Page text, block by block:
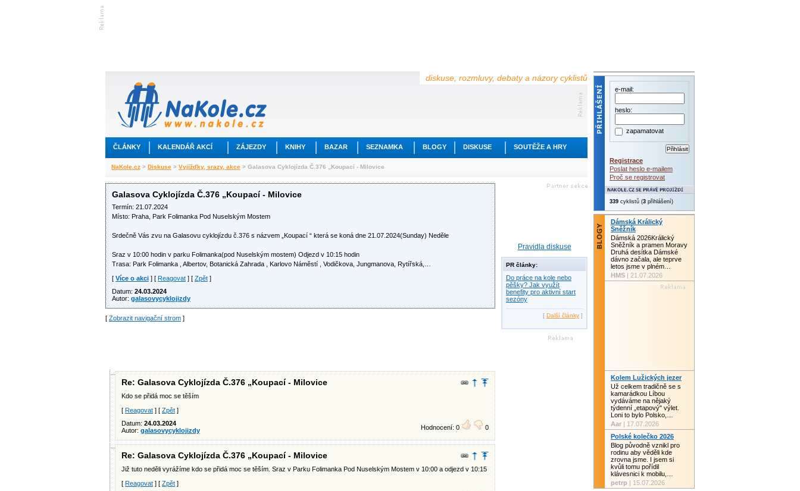
diskuse, rozmluvy, debaty a názory cyklistů
ČLÁNKY KALENDÁŘ AKCÍ ZÁJEZDY KNIHY BAZAR SEZNAMKA BLOGY DISKUSE SOUTĚŽE A HRY
NaKole.cz > Diskuse > Vyjížďky, srazy, akce > Galasova Cyklojízda Č.376 „Koupací - Milovice
Galasova Cyklojízda Č.376 „Koupací - Milovice
Termín: 21.07.2024
Místo: Praha, Park Folimanka Pod Nuselským Mostem
Srdečně Vás zvu na Galasovu cyklojízdu č.376 s názvem „Koupací “ která se koná dne 21.07.2024(Sunday) Neděle
Sraz v 10:00 hodin v parku Folimanka(pod Nuselským mostem) Odjezd v 10:15 hodin
Trasa: Park Folimanka , Albertov, Botanická Zahrada , Karlovo Náměstí , Vodičkova, Jungmanova, Rytířská,…
[ Více o akci ] [ Reagovat ] [ Zpět ]
Datum: 24.03.2024
Autor: galasovycyklojizdy
[ Zobrazit navigační strom ]
Re: Galasova Cyklojízda Č.376 „Koupací - Milovice
Kdo se přidá moc se těším
[ Reagovat ] [ Zpět ]
Datum: 24.03.2024
Autor: galasovycyklojizdy Hodnocení: 0 0
Re: Galasova Cyklojízda Č.376 „Koupací - Milovice
Již tuto neděli vyrážíme kdo se přidá moc se těším. Sraz v Parku Folimanka Pod Nuselským Mostem v 10:00 a odjezd v 10:15
[ Reagovat ] [ Zpět ]
Pravidla diskuse
PR články:
Do práce na kole nebo
pěšky? Jak využít
benefity pro aktivní start
sezóny
[ Další články ]
e-mail:
heslo:
zapamatovat
Registrace
Poslat heslo e-mailem
Proč se registrovat
339 cyklistů (3 přihlášení)
Dámská Králický
Sněžník
Dámská 2026Králický
Sněžník a pramen Moravy
Druhá desítka Dámské
dávno začala, ale teprve
letos jsme v plném…
HMS | 21.07.2026
Kolem Lužických jezer
Už celkem tradičně se s
kamarádkou Líbou
vydáváme na nějaký
týdenní „etapový" výlet.
Loni to bylo Polsko,…
Aar | 17.07.2026
Polské kolečko 2026
Blog původně vznikl pro
rodinu aby věděli kde
zrovna jsme. I jsem si
kvůli tomu pořídil
klávesnici k mobilu,…
petrp | 15.07.2026